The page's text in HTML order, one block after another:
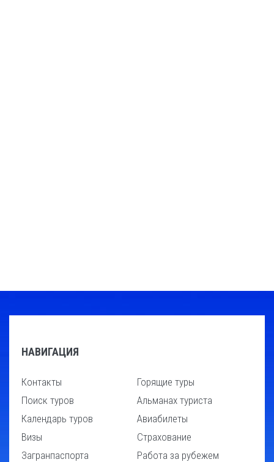
НАВИГАЦИЯ
Контакты
Поиск туров
Календарь туров
Визы
Загранпаспорта
Горящие туры
Альманах туриста
Авиабилеты
Страхование
Работа за рубежем